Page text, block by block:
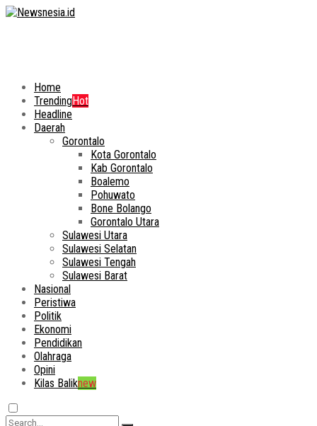
Home
TrendingHot
Headline
Daerah
Gorontalo
Kota Gorontalo
Kab Gorontalo
Boalemo
Pohuwato
Bone Bolango
Gorontalo Utara
Sulawesi Utara
Sulawesi Selatan
Sulawesi Tengah
Sulawesi Barat
Nasional
Peristiwa
Politik
Ekonomi
Pendidikan
Olahraga
Opini
Kilas Baliknew